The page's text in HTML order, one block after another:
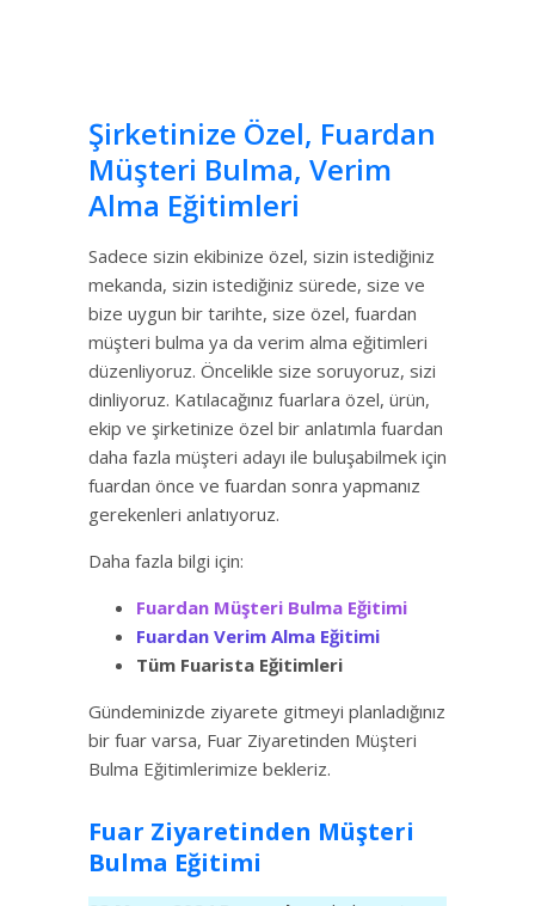
Şirketinize Özel, Fuardan
Müşteri Bulma, Verim
Alma Eğitimleri
Sadece sizin ekibinize özel, sizin istediğiniz
mekanda, sizin istediğiniz sürede, size ve
bize uygun bir tarihte, size özel, fuardan
müşteri bulma ya da verim alma eğitimleri
düzenliyoruz. Öncelikle size soruyoruz, sizi
dinliyoruz. Katılacağınız fuarlara özel, ürün,
ekip ve şirketinize özel bir anlatımla fuardan
daha fazla müşteri adayı ile buluşabilmek için
fuardan önce ve fuardan sonra yapmanız
gerekenleri anlatıyoruz.
Daha fazla bilgi için:
Fuardan Müşteri Bulma Eğitimi
Fuardan Verim Alma Eğitimi
Tüm Fuarista Eğitimleri
Gündeminizde ziyarete gitmeyi planladığınız
bir fuar varsa, Fuar Ziyaretinden Müşteri
Bulma Eğitimlerimize bekleriz.
Fuar Ziyaretinden Müşteri
Bulma Eğitimi